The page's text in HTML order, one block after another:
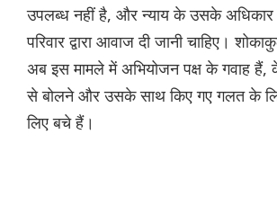
उपलब्ध नहीं है, और न्याय के उसके
परिवार द्वारा आवाज दी जानी चाहिए।
अब इस मामले में अभियोजन पक्ष के गवाह
से बोलने और उसके साथ किए गए गलत के
लिए बचे हैं।